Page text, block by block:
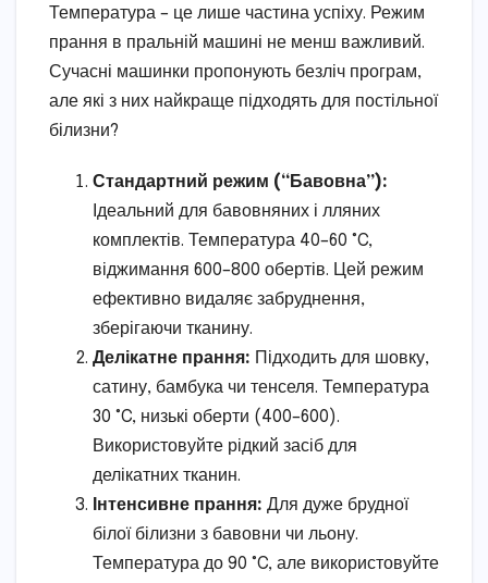
Температура – це лише частина успіху. Режим
прання в пральній машині не менш важливий.
Сучасні машинки пропонують безліч програм,
але які з них найкраще підходять для постільної
білизни?
Стандартний режим (“Бавовна”):
Ідеальний для бавовняних і лляних
комплектів. Температура 40–60 °C,
віджимання 600–800 обертів. Цей режим
ефективно видаляє забруднення,
зберігаючи тканину.
Делікатне прання: Підходить для шовку,
сатину, бамбука чи тенселя. Температура
30 °C, низькі оберти (400–600).
Використовуйте рідкий засіб для
делікатних тканин.
Інтенсивне прання: Для дуже брудної
білої білизни з бавовни чи льону.
Температура до 90 °C, але використовуйте